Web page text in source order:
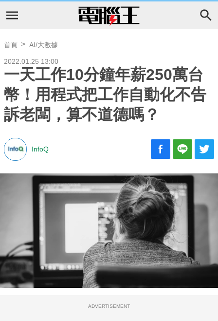
首頁 AI/大數據
2022.01.25 13:00
一天工作10分鐘年薪250萬台
幣！用程式把工作自動化不告
訴老闆，算不道德嗎？
InfoQ
ADVERTISEMENT